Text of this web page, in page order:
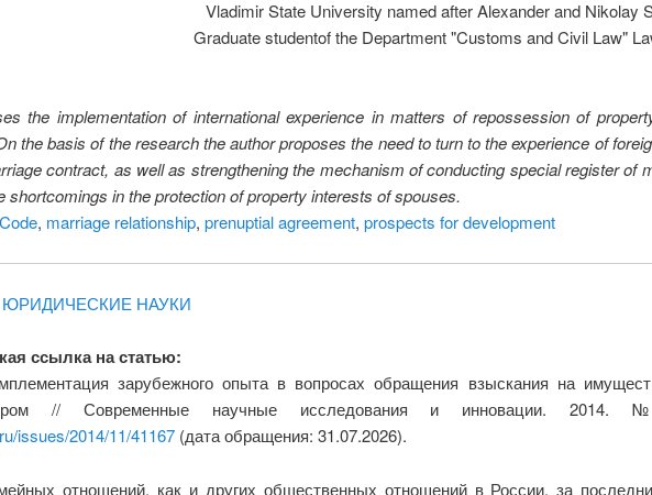
Vladimir State University named after Alexander and Nikolay
Graduate studentof the Department "Customs and Civil Law"
the implementation of international experience in matters of repossession of
the basis of the research the author proposes the need to turn to the experience of
contract, as well as strengthening the mechanism of conducting special register
shortcomings in the protection of property interests of spouses.
, marriage relationship, prenuptial agreement, prospects for development
ЮРИДИЧЕСКИЕ НАУКИ
ссылка на статью:
зарубежного опыта в вопросах обращения взыскания на
// Современные научные исследования и инновации.
issues/2014/11/41167(дата обращения: 31.07.2026).
отношений, как и других общественных отношений в России, за